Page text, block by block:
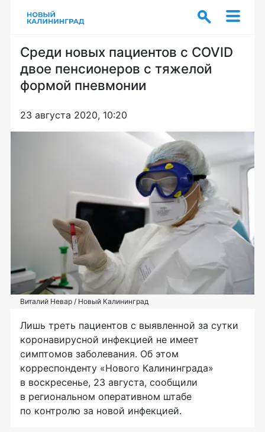
Среди новых пациентов с COVID
двое пенсионеров с тяжелой
формой пневмонии
23 августа 2020, 10:20
Виталий Невар / Новый Калининград
Лишь треть пациентов с выявленной за сутки
коронавирусной инфекцией не имеет
симптомов заболевания. Об этом
корреспонденту «Нового Калининграда»
в воскресенье, 23 августа, сообщили
в региональном оперативном штабе
по контролю за новой инфекцией.